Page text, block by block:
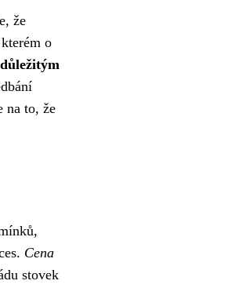
že
o
na to, že
Cena
stovek